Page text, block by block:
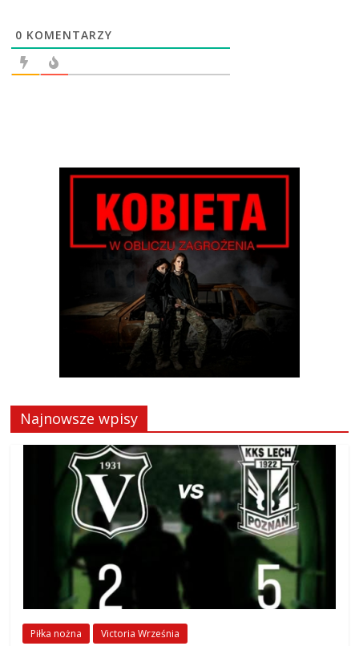
0 KOMENTARZY
Najnowsze wpisy
Piłka nożna Victoria Września